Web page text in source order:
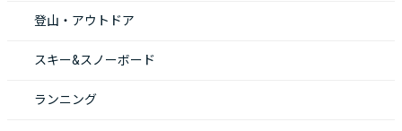
登山・アウトドア
スキー&スノーボード
ランニング